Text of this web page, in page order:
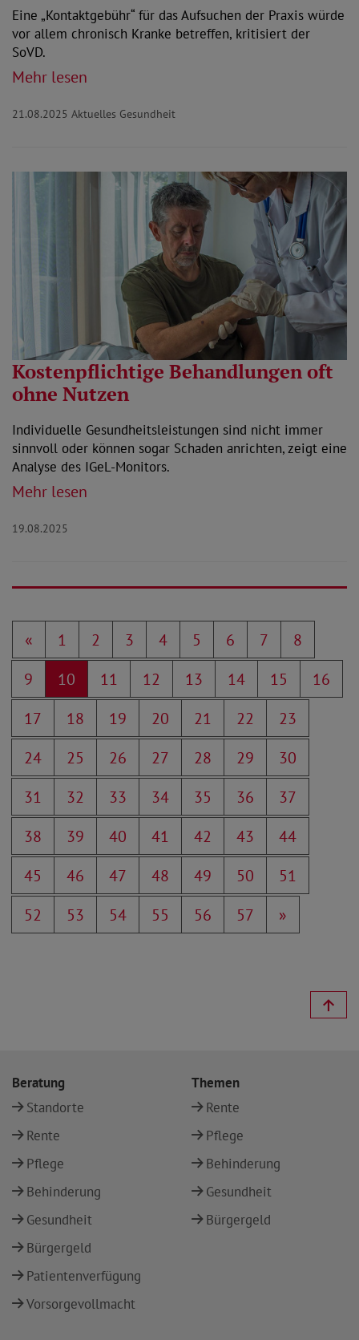
Eine „Kontaktgebühr“ für das Aufsuchen der Praxis würde
vor allem chronisch Kranke betreffen, kritisiert der
SoVD.
Mehr lesen
21.08.2025 Aktuelles Gesundheit
Kostenpflichtige Behandlungen oft
ohne Nutzen
Individuelle Gesundheitsleistungen sind nicht immer
sinnvoll oder können sogar Schaden anrichten, zeigt eine
Analyse des IGeL-Monitors.
Mehr lesen
19.08.2025
« 1 2 3 4 5 6 7
8
9
10 11 12 13 14 15
16
17
18 19 20 21 22
23
24
25 26 27 28 29
30
31
32 33 34 35 36
37
38
39 40 41 42 43
44
45
46 47 48 49 50
51
52
53 54 55 56 57 »
Beratung
Standorte
Rente
Pflege
Behinderung
Gesundheit
Bürgergeld
Patientenverfügung
Vorsorgevollmacht
Themen
Rente
Pflege
Behinderung
Gesundheit
Bürgergeld